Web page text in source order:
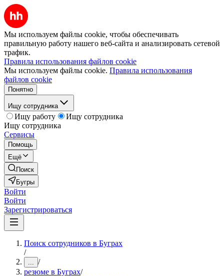
Мы используем файлы cookie, чтобы обеспечивать
правильную работу нашего веб-сайта и анализировать сетевой
трафик.
Правила использования файлов cookie
Мы используем файлы cookie. Правила использования
файлов cookie
Понятно
Ищу сотрудника
Ищу работу
Ищу сотрудника
Ищу сотрудника
Сервисы
Помощь
Ещё
Поиск
Бугры
Войти
Войти
Зарегистрироваться
Поиск сотрудников в Буграх
/
... /
резюме в Буграх/